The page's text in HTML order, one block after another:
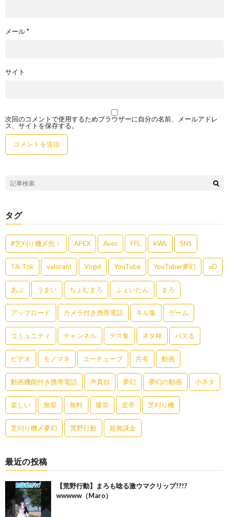
メール*
サイト
次回のコメントで使用するためブラウザーに自分の名前、メールアドレ
ス、サイトを保存する。
タグ
#芝刈り機〆危！ APEX Aves FFL KWL SNS
Tik Tok valorant Vogel YouTube YouTuber夢幻 αD
あぶ うまい ちょむまろ ふぇいたん まろ
アップロード カメラ付き携帯電話 キル集 ゲーム
コミュニティ チャンネル デス集 ネタ枠 バズる
ビデオ モノマネ ユーチューブ 共有 動画
動画機能付き携帯電話 声真似 夢幻 夢幻の動画 小ネタ
楽しい 無双 無料 爆笑 皇帝 芝刈り機
芝刈り機〆夢幻 荒野行動 超無課金
最近の投稿
【荒野行動】まろも唸る激ウマクリップ!?!?
wwwww（Maro）